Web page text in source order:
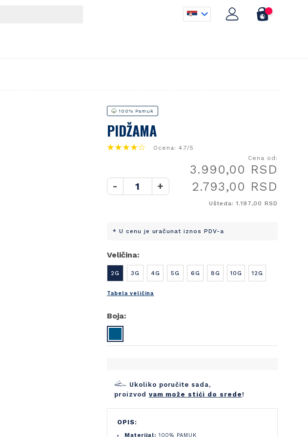
100% Pamuk
PIDŽAMA
Ocena: 4.7/5
- +
Cena od:
3.990,00 RSD
2.793,00 RSD
Ušteda: 1.197,00 RSD
* U cenu je uračunat iznos PDV-a
Veličina:
2G 3G 4G 5G 6G 8G 10G 12G
Tabela veličina
Boja:
Ukoliko poručite sada,
proizvod vam može stići do srede !
OPIS:
Materijal: 100% PAMUK